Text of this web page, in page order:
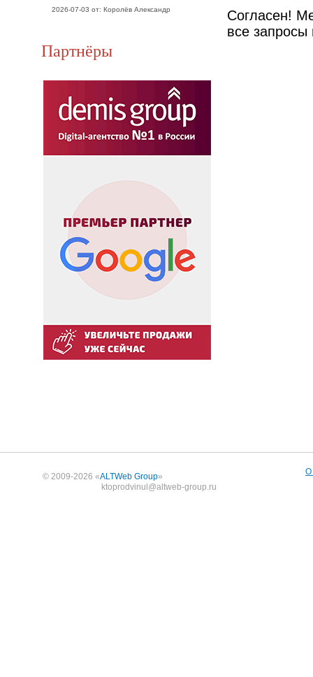
2026-07-03 от: Королёв Александр
Партнёры
Согласен!
все
© 2009-2026 «ALTWeb Group»
ktoprodvinul@altweb-group.ru
О